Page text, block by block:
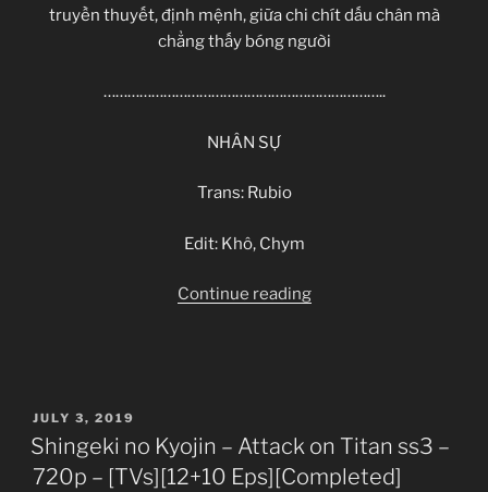
truyền thuyết, định mệnh, giữa chi chít dấu chân mà
chẳng thấy bóng người
……………………………………………………………..
NHÂN SỰ
Trans: Rubio
Edit: Khô, Chym
Continue reading“Mahou
POSTED
ON
JULY 3, 2019
Shingeki no Kyojin – Attack on Titan ss3 –
720p – [TVs][12+10 Eps][Completed]